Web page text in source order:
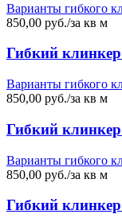
Варианты гибкого
850,00 руб./за кв м
Гибкий
Варианты гибкого
850,00 руб./за кв м
Гибкий клинкер
Варианты гибкого
850,00 руб./за кв м
Гибкий